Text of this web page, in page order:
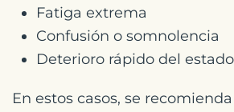
Fatiga extrema
Confusión o somnolencia
Deterioro rápido del
En estos casos, se